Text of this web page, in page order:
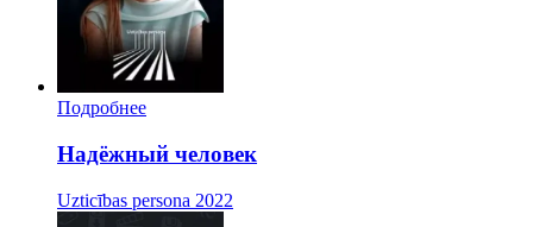
Подробнее
Надёжный человек
Uzticības persona 2022